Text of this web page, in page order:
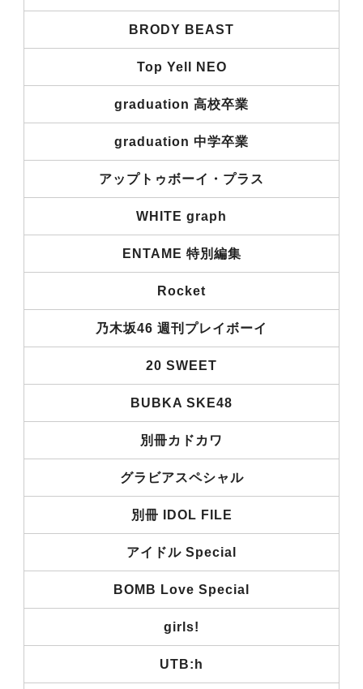
BRODY BEAST
Top Yell NEO
graduation 高校卒業
graduation 中学卒業
アップトゥボーイ・プラス
WHITE graph
ENTAME 特別編集
Rocket
乃木坂46 週刊プレイボーイ
20 SWEET
BUBKA SKE48
別冊カドカワ
グラビアスペシャル
別冊 IDOL FILE
アイドル Special
BOMB Love Special
girls!
UTB:h